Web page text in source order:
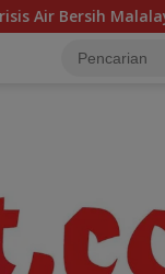
II Hingga